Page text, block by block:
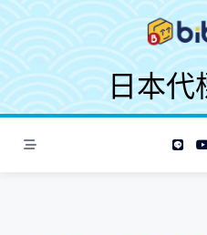
S
k
p
o
日本代